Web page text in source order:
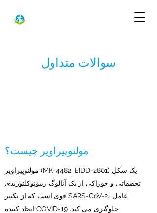
سوالات متداول
مولنوپیراویر چیست؟
مولنوپیراویر (MK-4482, EIDD-2801) یک شکل
تحقیقاتی و خوراکی از یک آنالوگ ریبونوکلئوزیدی
قوی است که از تکثیر SARS-CoV-2، عامل
ایجاد کننده COVID-19 جلوگیری می کند.